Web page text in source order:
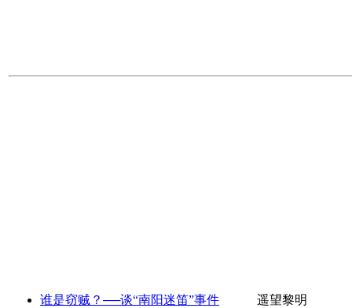
谁是窃贼？──谈“南阳迷笛”事件 遥望黎明